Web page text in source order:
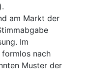
am Markt der
Im
nach
Muster der